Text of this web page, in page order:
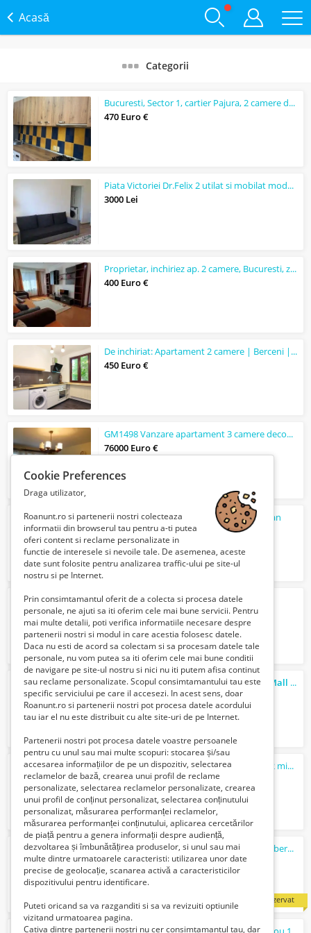
Acasă
Categorii
Bucuresti, Sector 1, cartier Pajura, 2 camere de inchiriat
470 Euro €
Piata Victoriei Dr.Felix 2 utilat si mobilat modern
3000 Lei
Proprietar, inchiriez ap. 2 camere, Bucuresti, zona Petre Ispirescu
400 Euro €
De inchiriat: Apartament 2 camere | Berceni | Renovat, Mobilat, Utilat
450 Euro €
GM1498 Vanzare apartament 3 camere decomandat, Colentina-Plumbuita
76000 Euro €
Apartament 2 camere Sibiu Zona Dedeman
79900 Euro €
SUPER OPORTUNITATE
380 Euro €
Inchiriez garsoniera zona Shopping Cyti Mall
1200 Lei
2 camere Drumul Taberei, PROPRIETAR - 2 min metrou, mobilat, zona verde
98900 Euro €
rezervat
Inchiriez apartament 2 camere Drumul Taberei, lnaga ANL
330 Euro €
Cookie Preferences
Draga utilizator,
Roanunt.ro si partenerii nostri colecteaza
informatii din browserul tau pentru a-ti putea
oferi content si reclame personalizate in
functie de interesele si nevoile tale. De asemenea, aceste
date sunt folosite pentru analizarea traffic-ului pe site-ul
nostru si pe Internet.
Prin consimtamantul oferit de a colecta si procesa datele
personale, ne ajuti sa iti oferim cele mai bune servicii. Pentru
mai multe detalii, poti verifica informatiile necesare despre
partenerii nostri si modul in care acestia folosesc datele.
Daca nu esti de acord sa colectam si sa procesam datele tale
personale, nu vom putea sa iti oferim cele mai bune conditii
de navigare pe site-ul nostru si nici nu iti putem afisa continut
sau reclame personalizate. Scopul consimtamantului tau este
specific serviciului pe care il accesezi. In acest sens, doar
Roanunt.ro si partenerii nostri pot procesa datele acordului
tau iar el nu este distribuit cu alte site-uri de pe Internet.
Partenerii nostri pot procesa datele voastre persoanele
pentru cu unul sau mai multe scopuri: stocarea și/sau
accesarea informațiilor de pe un dispozitiv, selectarea
reclamelor de bază, crearea unui profil de reclame
personalizate, selectarea reclamelor personalizate, crearea
unui profil de conținut personalizat, selectarea conținutului
personalizat, măsurarea performanței reclamelor,
măsurarea performanței conținutului, aplicarea cercetărilor
de piață pentru a genera informații despre audiență,
dezvoltarea și îmbunătățirea produselor, si unul sau mai
multe dintre urmatoarele caracteristi: utilizarea unor date
precise de geolocație, scanarea activă a caracteristicilor
dispozitivului pentru identificare.
Puteti oricand sa va razganditi si sa va revizuiti optiunile
vizitand urmatoarea pagina.
Cativa dintre partenerii nostri nu cer consimtamantul tau, dar